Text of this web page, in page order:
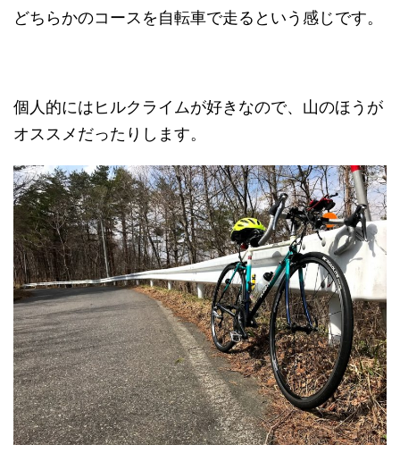
どちらかのコースを自転車で走るという感じです。
個人的にはヒルクライムが好きなので、山のほうが
オススメだったりします。